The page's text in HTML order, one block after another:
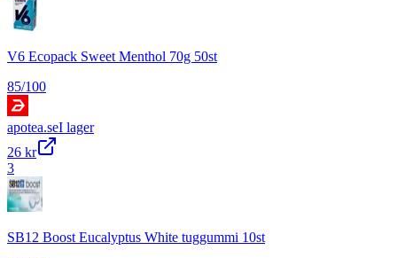
V6 Ecopack Sweet Menthol 70g 50st
85/100
apotea.seI lager
26 kr
3
SB12 Boost Eucalyptus White tuggummi 10st